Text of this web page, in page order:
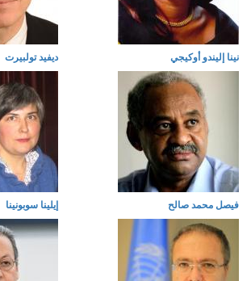
نينا إليندو أوكيجي ديفيد تولبيرت
فيصل محمد صالح إيلينا سوبونينا